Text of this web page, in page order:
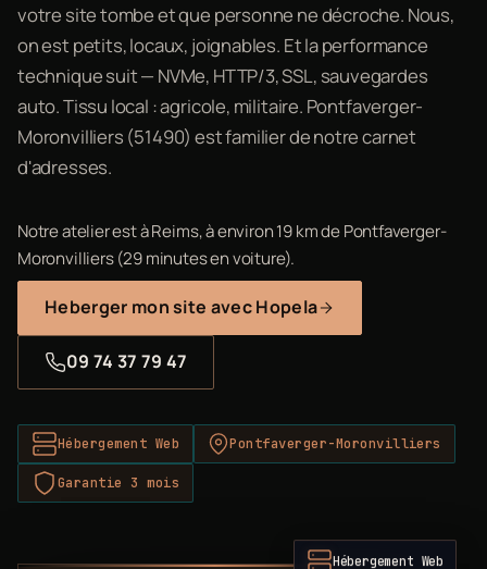
votre site tombe et que personne ne décroche. Nous,
on est petits, locaux, joignables. Et la performance
technique suit — NVMe, HTTP/3, SSL, sauvegardes
auto. Tissu local : agricole, militaire. Pontfaverger-
Moronvilliers (51490) est familier de notre carnet
d'adresses.
Notre atelier est à Reims, à environ 19 km de Pontfaverger-
Moronvilliers (29 minutes en voiture).
Heberger mon site avec Hopela
09 74 37 79 47
Hébergement Web Pontfaverger-Moronvilliers
Garantie 3 mois
Hébergement Web